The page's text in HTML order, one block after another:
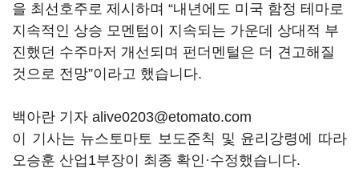
을 최선호주로 제시하며 “내년에도 미국 함정 테마로
지속적인 상승 모멘텀이 지속되는 가운데 상대적 부
진했던 수주마저 개선되며 펀더멘털은 더 견고해질
것으로 전망”이라고 했습니다.
백아란 기자 alive0203@etomato.com
이 기사는 뉴스토마토 보도준칙 및 윤리강령에 따라
오승훈 산업1부장이 최종 확인·수정했습니다.